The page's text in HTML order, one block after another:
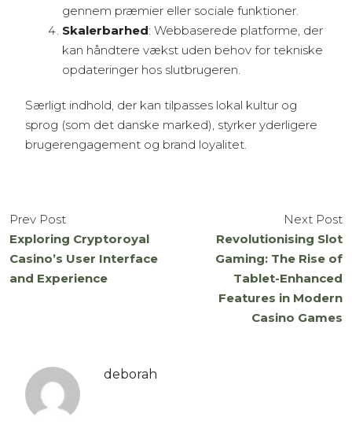
gennem præmier eller sociale funktioner.
Skalerbarhed: Webbaserede platforme, der
kan håndtere vækst uden behov for tekniske
opdateringer hos slutbrugeren.
Særligt indhold, der kan tilpasses lokal kultur og
sprog (som det danske marked), styrker yderligere
brugerengagement og brand loyalitet.
Prev Post
Exploring Cryptoroyal
Casino’s User Interface
and Experience
Next Post
Revolutionising Slot
Gaming: The Rise of
Tablet-Enhanced
Features in Modern
Casino Games
deborah